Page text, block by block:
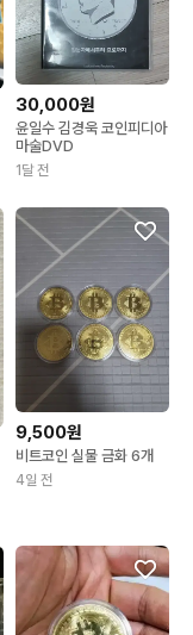
30,000원
윤일수 김경욱 코인피디아
마술DVD
1달 전
9,500원
비트코인 실물 금화 6개
4일 전